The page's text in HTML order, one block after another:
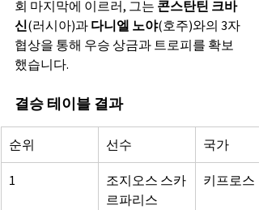
회 마지막에 이르러, 그는 콘스탄틴 크바
신(러시아)과 다니엘 노야(호주)와의 3자
협상을 통해 우승 상금과 트로피를 확보
했습니다.
결승 테이블 결과
순위 선수 국가
1
조지오스 스카
르파리스
키프로스